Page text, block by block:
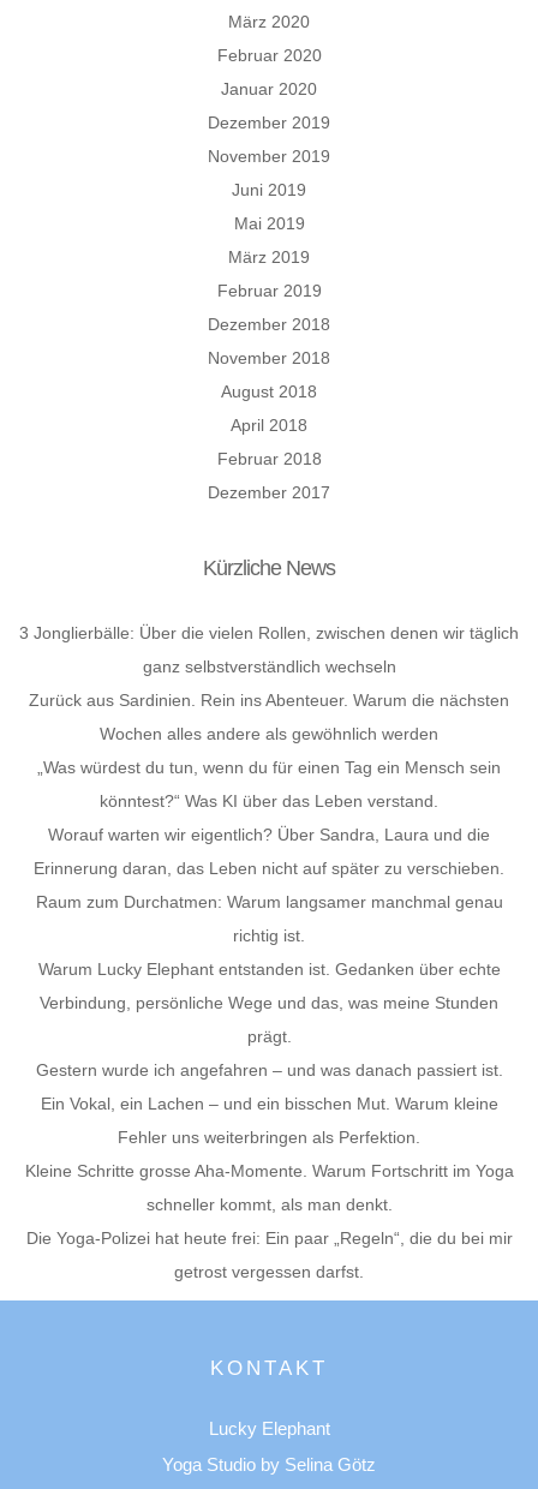
März 2020
Februar 2020
Januar 2020
Dezember 2019
November 2019
Juni 2019
Mai 2019
März 2019
Februar 2019
Dezember 2018
November 2018
August 2018
April 2018
Februar 2018
Dezember 2017
Kürzliche News
3 Jonglierbälle: Über die vielen Rollen, zwischen denen wir täglich
ganz selbstverständlich wechseln
Zurück aus Sardinien. Rein ins Abenteuer. Warum die nächsten
Wochen alles andere als gewöhnlich werden
„Was würdest du tun, wenn du für einen Tag ein Mensch sein
könntest?“ Was KI über das Leben verstand.
Worauf warten wir eigentlich? Über Sandra, Laura und die
Erinnerung daran, das Leben nicht auf später zu verschieben.
Raum zum Durchatmen: Warum langsamer manchmal genau
richtig ist.
Warum Lucky Elephant entstanden ist. Gedanken über echte
Verbindung, persönliche Wege und das, was meine Stunden
prägt.
Gestern wurde ich angefahren – und was danach passiert ist.
Ein Vokal, ein Lachen – und ein bisschen Mut. Warum kleine
Fehler uns weiterbringen als Perfektion.
Kleine Schritte grosse Aha-Momente. Warum Fortschritt im Yoga
schneller kommt, als man denkt.
Die Yoga-Polizei hat heute frei: Ein paar „Regeln“, die du bei mir
getrost vergessen darfst.
KONTAKT
Lucky Elephant
Yoga Studio by Selina Götz